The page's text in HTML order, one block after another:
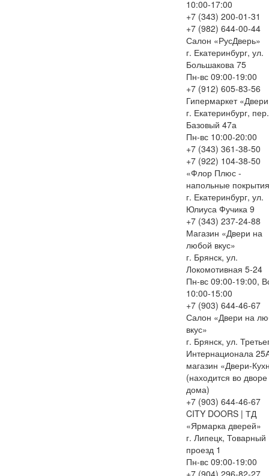
10:00-17:00
+7 (343) 200-01-31
+7 (982) 644-00-44
Салон «РусДверь»
г. Екатеринбург, ул.
Большакова 75
Пн-вс 09:00-19:00
+7 (912) 605-83-56
Гипермаркет
г. Екатеринбург, пер.
Базовый 47а
Пн-вс 10:00-20:00
+7 (343) 361-38-50
+7 (922) 104-38-50
«Флор Плюс -
напольные
г. Екатеринбург, ул.
Юлиуса Фучика 9
+7 (343) 237-24-88
Магазин «Двери на
любой вкус»
г. Брянск, ул.
Локомотивная 5-24
Пн-вс 09:00-19:00,
10:00-15:00
+7 (903) 644-46-67
Салон «Двери на
вкус»
г. Брянск, ул.
Интернационала
магазин «Двери-
(находится во дворе
дома)
+7 (903) 644-46-67
CITY DOORS | ТД
«Ярмарка дверей»
г. Липецк, Товарный
проезд 1
Пн-вс 09:00-19:00